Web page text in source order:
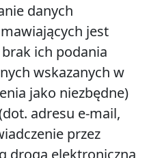
danych
jest
ich podania
wskazanych w
jako niezbędne)
adresu e-mail,
przez
drogą elektroniczną